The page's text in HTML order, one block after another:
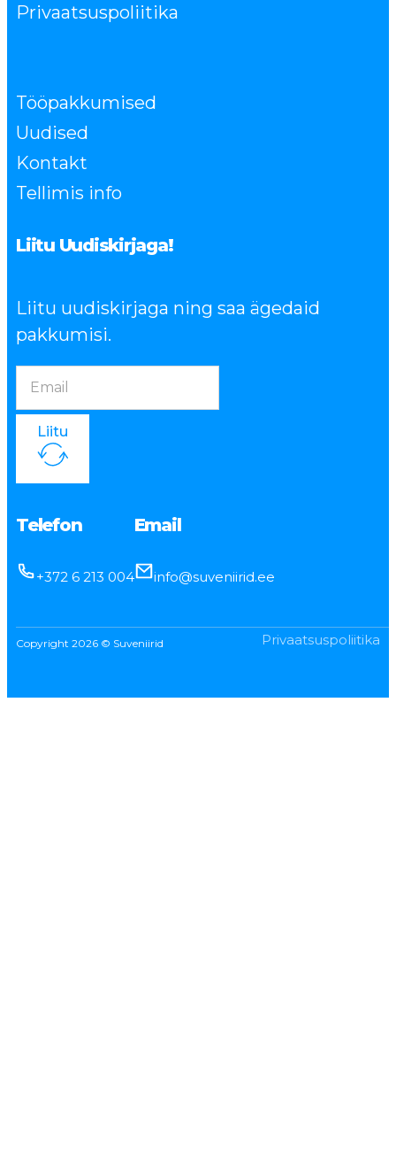
Privaatsuspoliitika
Tööpakkumised
Uudised
Kontakt
Tellimis info
Liitu Uudiskirjaga!
Liitu uudiskirjaga ning saa ägedaid
pakkumisi.
Liitu
Telefon
+372 6 213 004
Email
info@suveniirid.ee
Copyright 2026 © Suveniirid Privaatsuspoliitika